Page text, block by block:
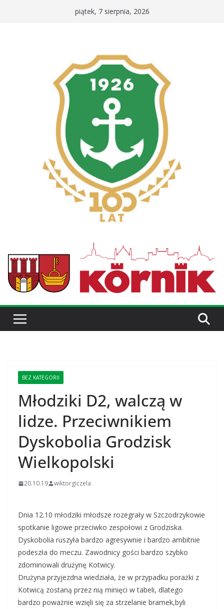
piątek, 7 sierpnia, 2026
BEZ KATEGORII
Młodziki D2, walczą w
lidze. Przeciwnikiem
Dyskobolia Grodzisk
Wielkopolski
20.10.19 wiktorgiczela
Dnia 12.10 młodziki młodsze rozegrały w Szczodrzykowie
spotkanie ligowe przeciwko zespołowi z Grodziska.
Dyskobolia ruszyła bardzo agresywnie i bardzo ambitnie
podeszła do meczu. Zawodnicy gości bardzo szybko
zdominowali drużynę Kotwicy.
Drużyna przyjezdna wiedziała, że w przypadku porażki z
Kotwicą zostaną przez nią minięci w tabeli, dlatego
bardzo poważnie wzięli się za strzelanie bramek,byli